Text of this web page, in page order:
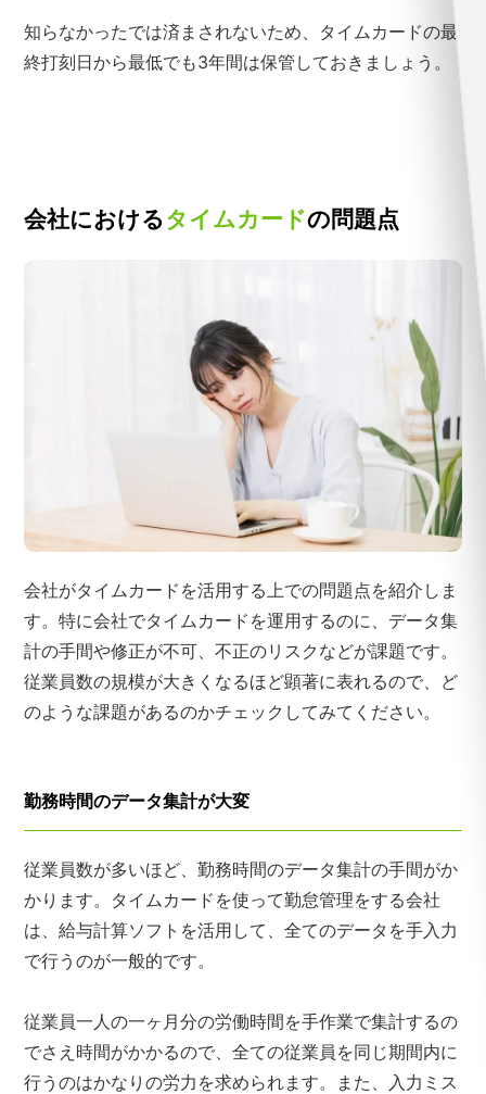
知らなかったでは済まされないため、タイムカードの最
終打刻日から最低でも3年間は保管しておきましょう。
会社における タイムカードの問題点
会社がタイムカードを活用する上での問題点を紹介しま
す。特に会社でタイムカードを運用するのに、データ集
計の手間や修正が不可、不正のリスクなどが課題です。
従業員数の規模が大きくなるほど顕著に表れるので、ど
のような課題があるのかチェックしてみてください。
勤務時間のデータ集計が大変
従業員数が多いほど、勤務時間のデータ集計の手間がか
かります。タイムカードを使って勤怠管理をする会社
は、給与計算ソフトを活用して、全てのデータを手入力
で行うのが一般的です。
従業員一人の一ヶ月分の労働時間を手作業で集計するの
でさえ時間がかかるので、全ての従業員を同じ期間内に
行うのはかなりの労力を求められます。また、入力ミス